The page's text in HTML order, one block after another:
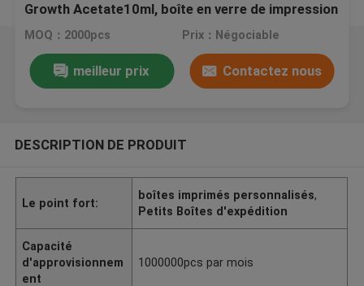
Growth Acetate10ml, boîte en verre de impression
polychrome de fioles haut de qualité normale
MOQ：2000pcs Prix：Négociable
meilleur prix Contactez nous
DESCRIPTION DE PRODUIT
Le point fort:
boîtes imprimés personnalisés,
Petits Boîtes d'expédition
Capacité
d'approvisionnem
ent
1000000pcs par mois